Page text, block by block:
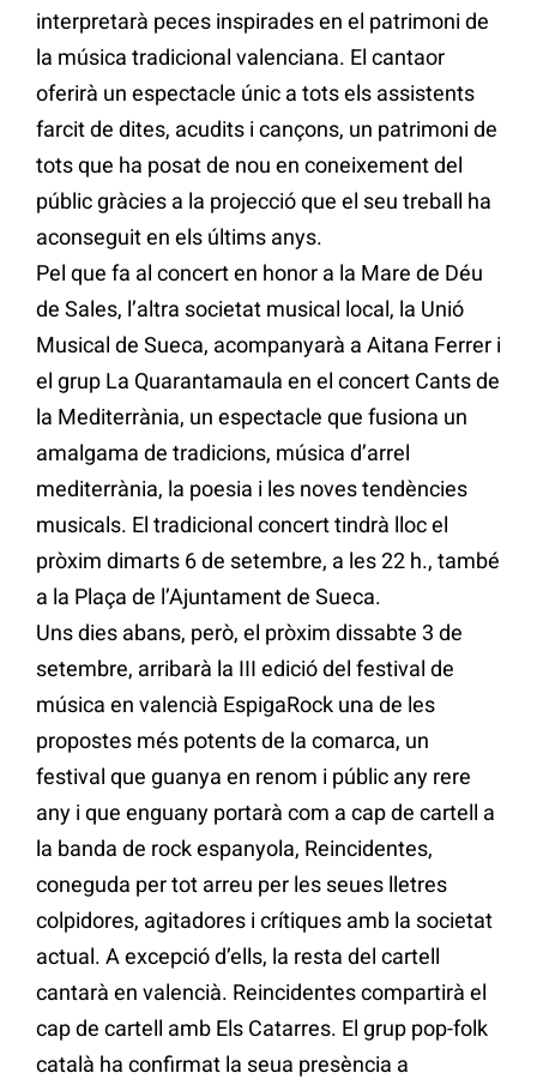
interpretarà peces inspirades en el patrimoni de
la música tradicional valenciana. El cantaor
oferirà un espectacle únic a tots els assistents
farcit de dites, acudits i cançons, un patrimoni de
tots que ha posat de nou en coneixement del
públic gràcies a la projecció que el seu treball ha
aconseguit en els últims anys.
Pel que fa al concert en honor a la Mare de Déu
de Sales, l’altra societat musical local, la Unió
Musical de Sueca, acompanyarà a Aitana Ferrer i
el grup La Quarantamaula en el concert Cants de
la Mediterrània, un espectacle que fusiona un
amalgama de tradicions, música d’arrel
mediterrània, la poesia i les noves tendències
musicals. El tradicional concert tindrà lloc el
pròxim dimarts 6 de setembre, a les 22 h., també
a la Plaça de l’Ajuntament de Sueca.
Uns dies abans, però, el pròxim dissabte 3 de
setembre, arribarà la III edició del festival de
música en valencià EspigaRock una de les
propostes més potents de la comarca, un
festival que guanya en renom i públic any rere
any i que enguany portarà com a cap de cartell a
la banda de rock espanyola, Reincidentes,
coneguda per tot arreu per les seues lletres
colpidores, agitadores i crítiques amb la societat
actual. A excepció d’ells, la resta del cartell
cantarà en valencià. Reincidentes compartirà el
cap de cartell amb Els Catarres. El grup pop-folk
català ha confirmat la seua presència a